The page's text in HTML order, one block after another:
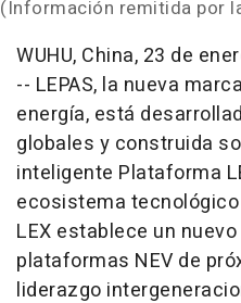
(Información remitida por
WUHU, China, 23 de
-- LEPAS, la nueva
energía, está
globales y construida
inteligente Plataforma
ecosistema
LEX establece un
plataformas NEV de
liderazgo